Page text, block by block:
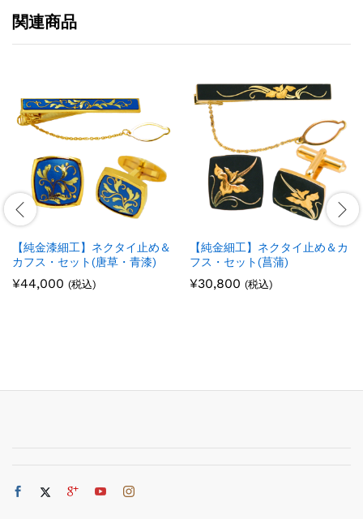
関連商品
【純金漆細工】ネクタイ止め＆
カフス・セット(唐草・青漆)
¥44,000 (税込)
【純金細工】ネクタイ止め＆カ
フス・セット(菖蒲)
¥30,800 (税込)